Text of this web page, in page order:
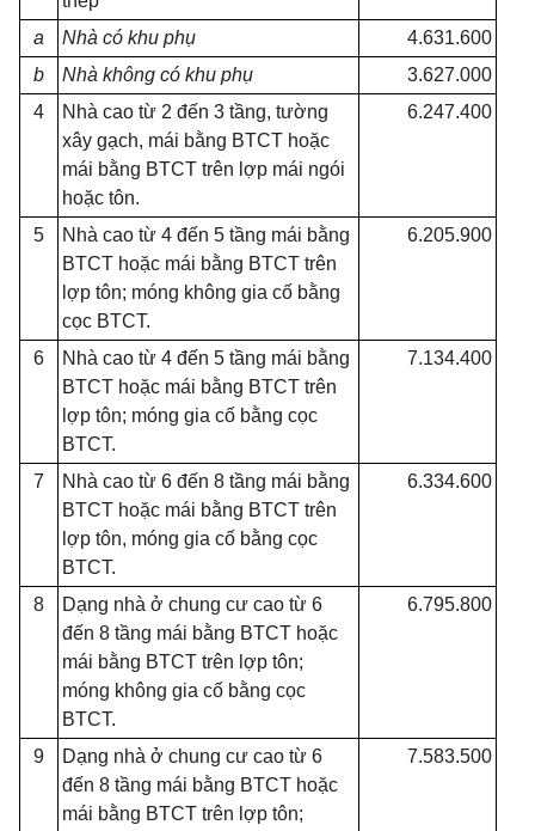
a
Nhà có khu phụ
4.631.600
b
Nhà không có khu phụ
3.627.000
4
Nhà cao từ 2 đến 3 tầng, tường
xây gạch, mái bằng BTCT hoặc
mái bằng BTCT trên lợp mái ngói
hoặc tôn.
6.247.400
5
Nhà cao từ 4 đến 5 tầng mái bằng
BTCT hoặc mái bằng BTCT trên
lợp tôn; móng không gia cố bằng
cọc BTCT.
6.205.900
6
Nhà cao từ 4 đến 5 tầng mái bằng
BTCT hoặc mái bằng BTCT trên
lợp tôn; móng gia cố bằng cọc
BTCT.
7.134.400
7
Nhà cao từ 6 đến 8 tầng mái bằng
BTCT hoặc mái bằng BTCT trên
lợp tôn, móng gia cố bằng cọc
BTCT.
6.334.600
8
Dạng nhà ở chung cư cao từ 6
đến 8 tầng mái bằng BTCT hoặc
mái bằng BTCT trên lợp tôn;
móng không gia cố bằng cọc
BTCT.
6.795.800
9
Dạng nhà ở chung cư cao từ 6
đến 8 tầng mái bằng BTCT hoặc
mái bằng BTCT trên lợp tôn;
7.583.500